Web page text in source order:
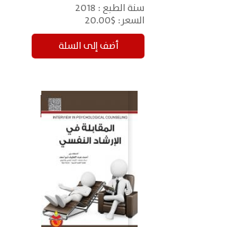
سنة الطبع : 2018
السعر: $20.00